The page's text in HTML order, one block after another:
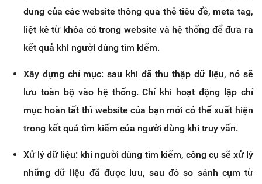
dung của các website thông qua thẻ tiêu đề, meta tag,
liệt kê từ khóa có trong website và hệ thống để đưa ra
kết quả khi người dùng tìm kiếm.
Xây dựng chỉ mục: sau khi đã thu thập dữ liệu, nó sẽ
lưu toàn bộ vào hệ thống. Chỉ khi hoạt động lập chỉ
mục hoàn tất thì website của bạn mới có thể xuất hiện
trong kết quả tìm kiếm của người dùng khi truy vấn.
Xử lý dữ liệu: khi người dùng tìm kiếm, công cụ sẽ xử lý
những dữ liệu đã được lưu, sau đó so sánh cụm từ